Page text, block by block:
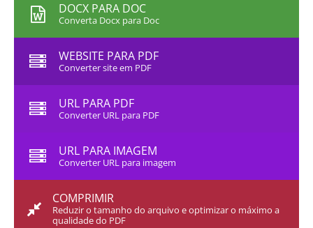
DOCX PARA DOC
Converta Docx para Doc
WEBSITE PARA PDF
Converter site em PDF
URL PARA PDF
Converter URL para PDF
URL PARA IMAGEM
Converter URL para imagem
COMPRIMIR
Reduzir o tamanho do arquivo e optimizar o máximo a
qualidade do PDF